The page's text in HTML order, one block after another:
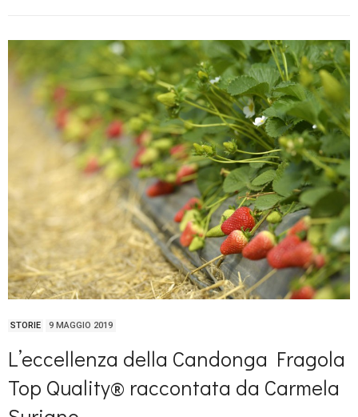
STORIE 9 MAGGIO 2019
L’eccellenza della Candonga Fragola
Top Quality® raccontata da Carmela